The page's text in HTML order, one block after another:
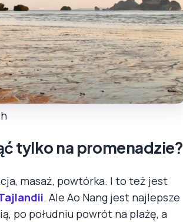
tylko na promenadzie?
masaż, powtórka. I to też jest
. Ale Ao Nang jest najlepsze
po południu powrót na plażę, a